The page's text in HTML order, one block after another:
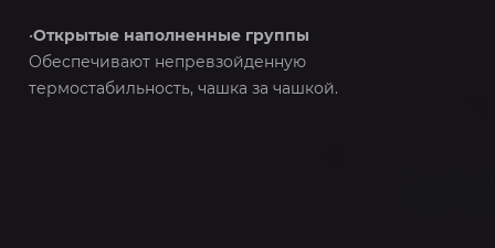
•Открытые наполненные группы
Обеспечивают непревзойденную
термостабильность, чашка за чашкой.